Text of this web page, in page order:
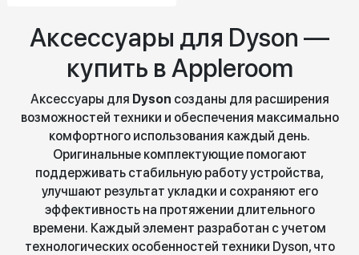
Аксессуары для Dyson —
купить в Appleroom
Аксессуары для Dyson созданы для расширения
возможностей техники и обеспечения максимально
комфортного использования каждый день.
Оригинальные комплектующие помогают
поддерживать стабильную работу устройства,
улучшают результат укладки и сохраняют его
эффективность на протяжении длительного
времени. Каждый элемент разработан с учетом
технологических особенностей техники Dyson, что